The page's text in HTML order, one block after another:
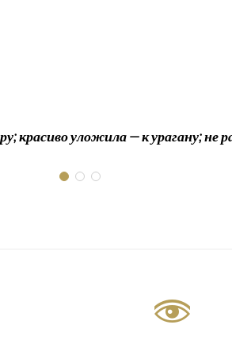
уложила — к урагану; не
